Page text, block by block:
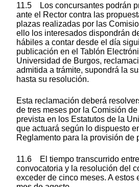
11.5 Los concursantes podrán
ante el Rector contra las
plazas realizadas por las
ello los interesados dispondrán
hábiles a contar desde el día
publicación en el Tablón
Universidad de Burgos,
admitida a trámite, supondrá la
hasta su resolución.
Esta reclamación deberá
de tres meses por la Comisión
prevista en los Estatutos de la
que actuará según lo dispuesto
Reglamento para la provisión de
11.6 El tiempo transcurrido
convocatoria y la resolución del
exceder de cinco meses. A estos